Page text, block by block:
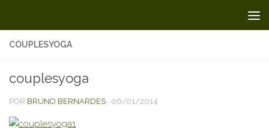
COUPLESYOGA
couplesyoga
POR BRUNO BERNARDES · 06/01/2014